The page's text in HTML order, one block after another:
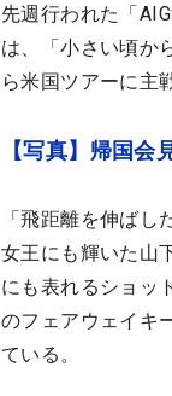
先週行われた「
は、「小さい頃か
ら米国ツアーに主
【写真】帰国会
「飛距離を伸ば
女王にも輝いた山
にも表れるショッ
のフェアウェイキ
ている。